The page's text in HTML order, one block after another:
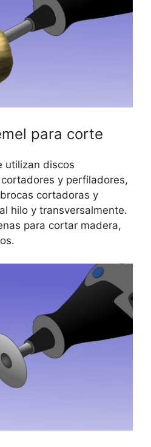
para corte
utilizan discos
y perfiladores,
cortadoras y
hilo y transversalmente.
para cortar madera,